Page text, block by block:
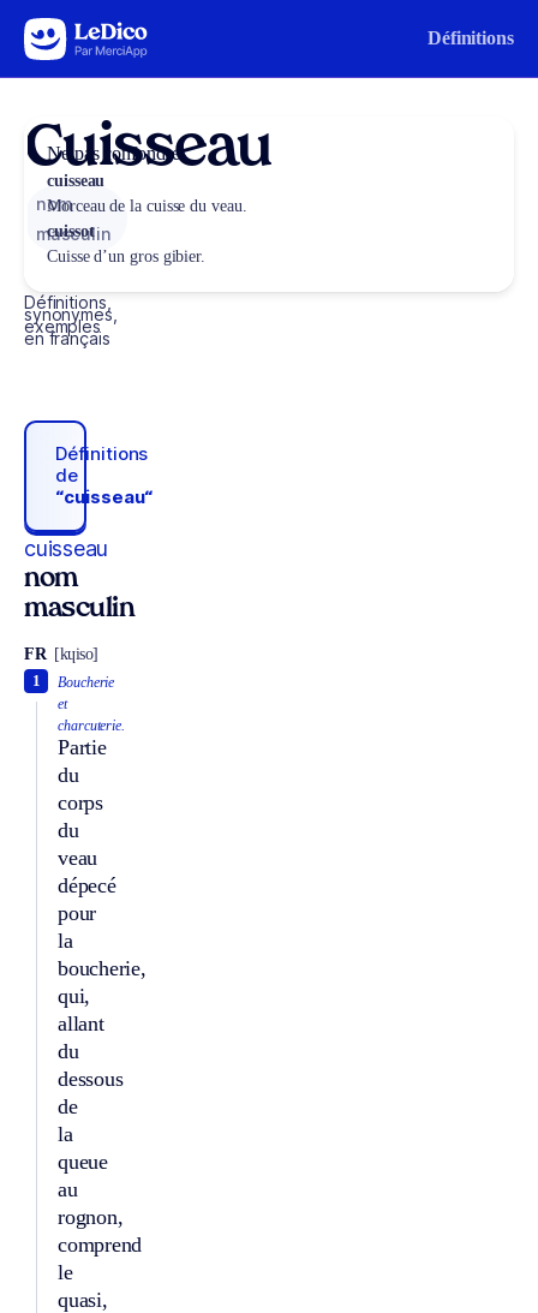
Aller au contenu Définitions
Cuisseau
nom
masculin
Définitions,
synonymes,
exemples
en français
Définitions
de
“cuisseau“
cuisseau
nom
masculin
FR [kɥiso]
Boucherie
et
charcuterie.
Partie
du
corps
du
veau
dépecé
pour
la
boucherie,
qui,
allant
du
dessous
de
la
queue
au
rognon,
comprend
le
quasi,
1
Ne pas confondre
cuisseau
Morceau de la cuisse du veau.
cuissot
Cuisse d’un gros gibier.